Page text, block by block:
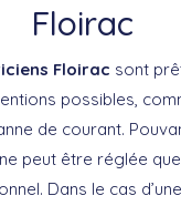
Floirac
Floirac sont
possibles,
de courant.
peut être réglée
Dans le cas